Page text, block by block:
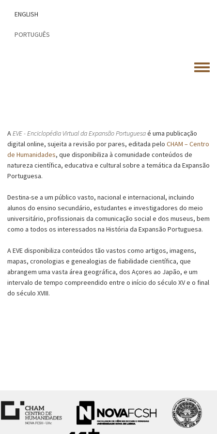
conteúdo
ENGLISH
PORTUGUÊS
Toggle
A EVE - Enciclopédia Virtual da Expansão Portuguesaé uma publicação
digital online, sujeita a revisão por pares, editada pelo CHAM – Centro
de Humanidades, que disponibiliza à comunidade conteúdos de
natureza científica, educativa e cultural sobre a temática da Expansão
Portuguesa.
Destina-se a um público vasto, nacional e internacional, incluindo
alunos do ensino secundário, estudantes e investigadores do meio
universitário, profissionais da comunicação social e dos museus, bem
como a todos os interessados na História da Expansão Portuguesa.
A EVE disponibiliza conteúdos tão vastos como artigos, imagens,
mapas, cronologias e genealogias de fiabilidade científica, que
abrangem uma vasta área geográfica, dos Açores ao Japão, e um
intervalo de tempo compreendido entre o início do século XV e o final
do século XVIII.